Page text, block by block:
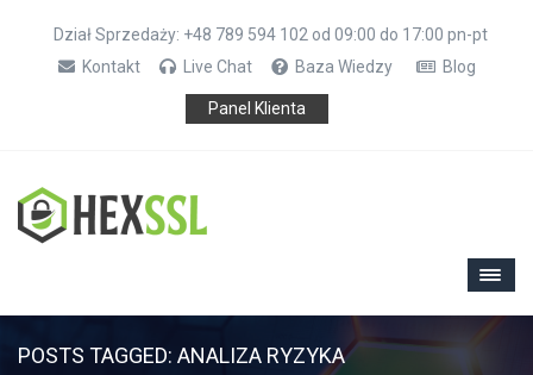
Dział Sprzedaży: +48 789 594 102 od 09:00 do 17:00 pn-pt
Kontakt
Live Chat Baza Wiedzy Blog
Panel Klienta
POSTS TAGGED: ANALIZA RYZYKA